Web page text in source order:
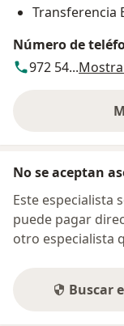
Transferencia
Número de
972 54...
No se aceptan
Este especialista
puede pagar
otro especialista
Buscar